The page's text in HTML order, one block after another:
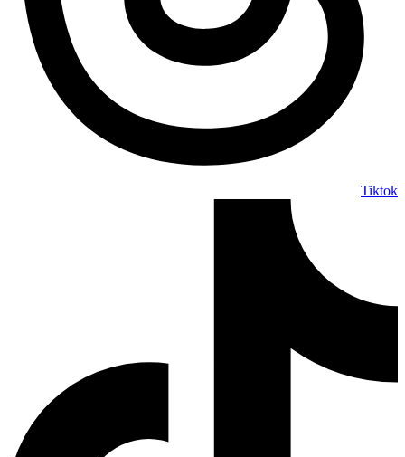
Tiktok